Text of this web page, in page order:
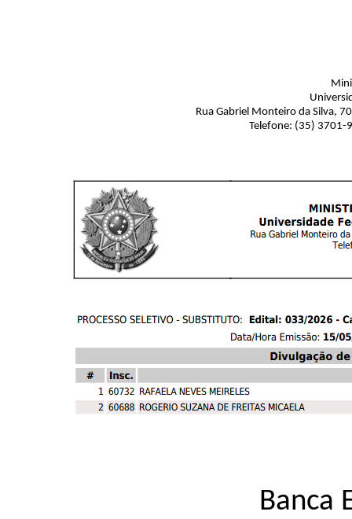
Rua Gabriel Monteiro da Silva,
Telefone: (35)
Banca